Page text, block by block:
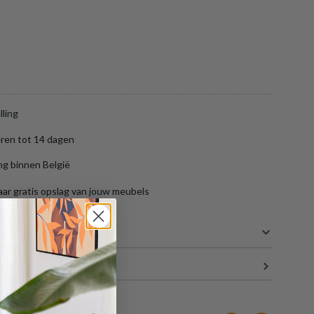
tot 14 dagen
binnen België
gratis opslag van jouw meubels
33.5 cm
3 cm